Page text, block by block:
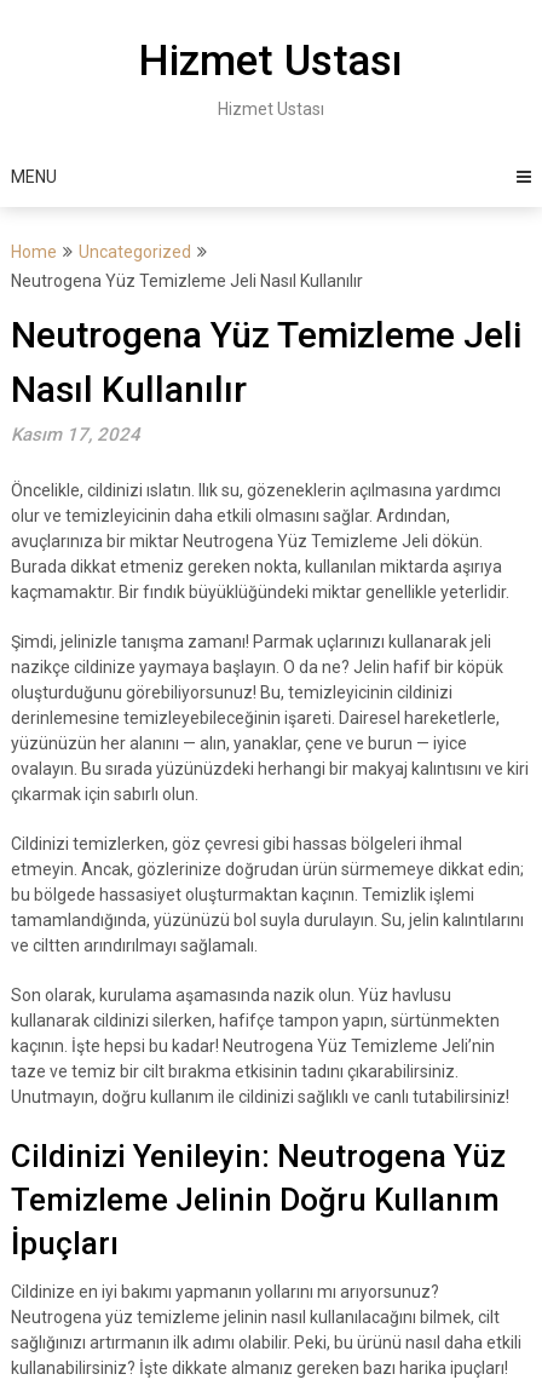
Hizmet Ustası
Hizmet Ustası
MENU
Home
Uncategorized
Neutrogena Yüz Temizleme Jeli Nasıl Kullanılır
Neutrogena Yüz Temizleme Jeli
Nasıl Kullanılır
Kasım 17, 2024
Öncelikle, cildinizi ıslatın. Ilık su, gözeneklerin açılmasına yardımcı
olur ve temizleyicinin daha etkili olmasını sağlar. Ardından,
avuçlarınıza bir miktar Neutrogena Yüz Temizleme Jeli dökün.
Burada dikkat etmeniz gereken nokta, kullanılan miktarda aşırıya
kaçmamaktır. Bir fındık büyüklüğündeki miktar genellikle yeterlidir.
Şimdi, jelinizle tanışma zamanı! Parmak uçlarınızı kullanarak jeli
nazikçe cildinize yaymaya başlayın. O da ne? Jelin hafif bir köpük
oluşturduğunu görebiliyorsunuz! Bu, temizleyicinin cildinizi
derinlemesine temizleyebileceğinin işareti. Dairesel hareketlerle,
yüzünüzün her alanını — alın, yanaklar, çene ve burun — iyice
ovalayın. Bu sırada yüzünüzdeki herhangi bir makyaj kalıntısını ve kiri
çıkarmak için sabırlı olun.
Cildinizi temizlerken, göz çevresi gibi hassas bölgeleri ihmal
etmeyin. Ancak, gözlerinize doğrudan ürün sürmemeye dikkat edin;
bu bölgede hassasiyet oluşturmaktan kaçının. Temizlik işlemi
tamamlandığında, yüzünüzü bol suyla durulayın. Su, jelin kalıntılarını
ve ciltten arındırılmayı sağlamalı.
Son olarak, kurulama aşamasında nazik olun. Yüz havlusu
kullanarak cildinizi silerken, hafifçe tampon yapın, sürtünmekten
kaçının. İşte hepsi bu kadar! Neutrogena Yüz Temizleme Jeli’nin
taze ve temiz bir cilt bırakma etkisinin tadını çıkarabilirsiniz.
Unutmayın, doğru kullanım ile cildinizi sağlıklı ve canlı tutabilirsiniz!
Cildinizi Yenileyin: Neutrogena Yüz
Temizleme Jelinin Doğru Kullanım
İpuçları
Cildinize en iyi bakımı yapmanın yollarını mı arıyorsunuz?
Neutrogena yüz temizleme jelinin nasıl kullanılacağını bilmek, cilt
sağlığınızı artırmanın ilk adımı olabilir. Peki, bu ürünü nasıl daha etkili
kullanabilirsiniz? İşte dikkate almanız gereken bazı harika ipuçları!